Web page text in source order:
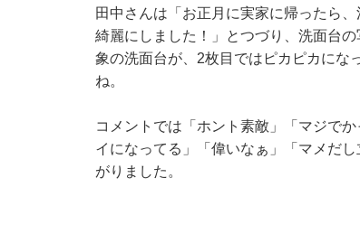
田中さんは「お正月に実家に帰ったら
綺麗にしました！」とつづり、洗面台
象の洗面台が、2枚目ではピカピカにな
ね。
コメントでは「ホント素敵」「マジで
イになってる」「偉いなぁ」「マメだ
がりました。